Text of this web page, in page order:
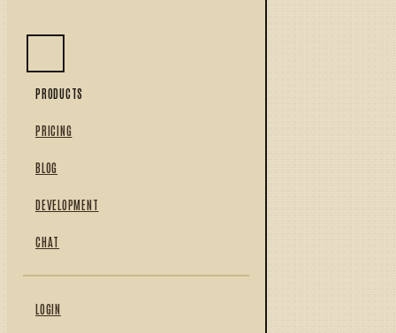
PRODUCTS
PRICING
BLOG
DEVELOPMENT
CHAT
LOGIN